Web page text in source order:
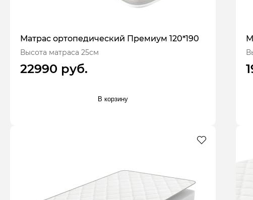
Матрас ортопедический Премиум 120*190
Высота матраса 25см
22990 руб.
В корзину